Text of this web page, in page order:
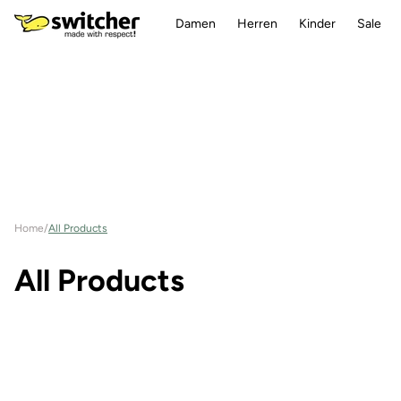
zum
Inhalt
Damen Herren Kinder Sale
Home/All Products
K
All Products